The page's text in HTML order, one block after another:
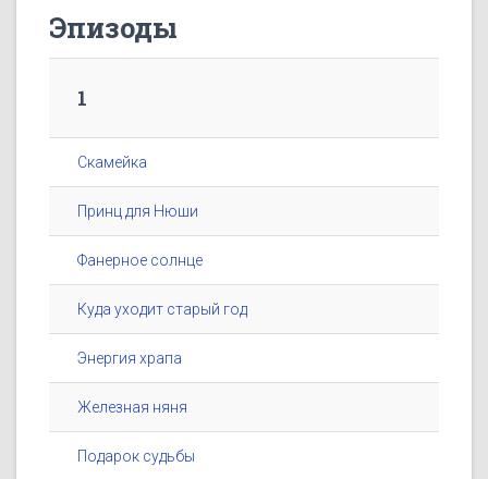
Эпизоды
1
Скамейка
Принц для Нюши
Фанерное солнце
Куда уходит старый год
Энергия храпа
Железная няня
Подарок судьбы